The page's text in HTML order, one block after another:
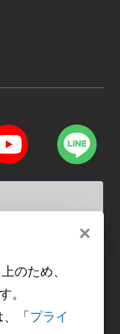
、祝祭日
利用規約
ーハラスメントに
対する方針
×
のため、
。
「 プライ